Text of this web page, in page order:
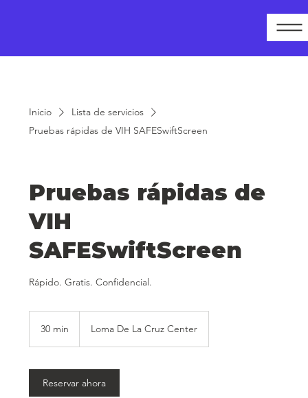
Inicio
Lista de servicios
Pruebas rápidas de VIH SAFESwiftScreen
Pruebas rápidas de
VIH
SAFESwiftScreen
Rápido. Gratis. Confidencial.
30 min
m
i
n
Loma De La Cruz Center
Reservar ahora